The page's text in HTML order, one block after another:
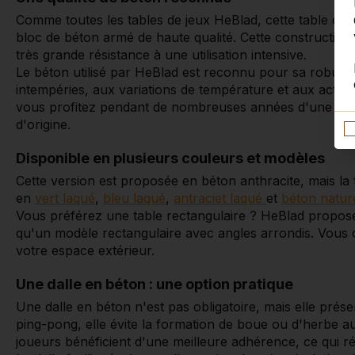
Comme toutes les tables de jeux HeBlad, cette table
bloc de béton armé de haute qualité. Cette
très grande résistance à une utilisation intensive.
Le béton utilisé par HeBlad est reconnu pour sa
intempéries, aux variations de température et aux actes
vous profitez pendant de nombreuses années d'une
d'origine.
Disponible en plusieurs couleurs et modèles
Cette version est proposée en béton anthracite, mais
en vert laqué, bleu laqué, antraciet laqué et béton
Vous préférez une table rectangulaire ? HeBlad
qu'un modèle rectangulaire avec angles arrondis.
votre espace extérieur.
Une dalle en béton : une option pratique
Une dalle en béton n'est pas obligatoire, mais elle
ping-pong, elle évite la formation de boue ou d'herbe
joueurs bénéficient d'une meilleure adhérence, ce qui